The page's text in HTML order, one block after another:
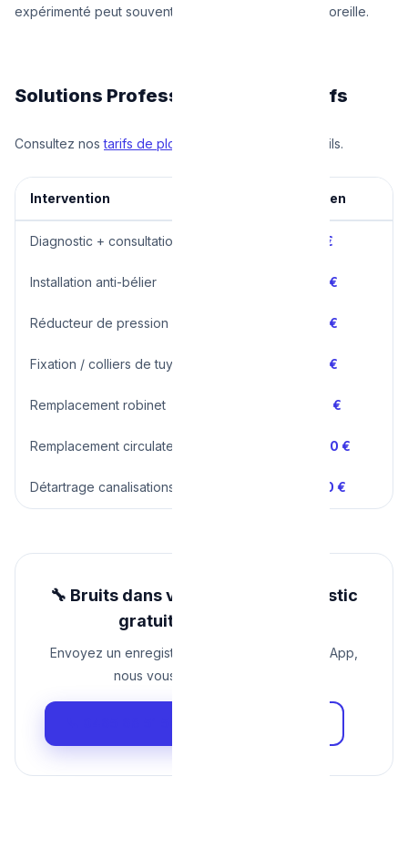
expérimenté peut souvent identifier le problème à l'oreille.
Solutions Professionnelles et Tarifs
Consultez nostarifs de plomberie pour plus de détails.
Intervention Prix moyen
Diagnostic + consultation 60 – 90 €
Installation anti-bélier 80 – 150 €
Réducteur de pression 80 – 150 €
Fixation / colliers de tuyaux 60 – 120 €
Remplacement robinet 80 – 200 €
Remplacement circulateur 200 – 400 €
Détartrage canalisations 150 – 300 €
🔧 Bruits dans vos tuyaux ? Diagnostic
gratuit par téléphone
Envoyez un enregistrement du bruit par WhatsApp,
nous vous disons d'où il vient.